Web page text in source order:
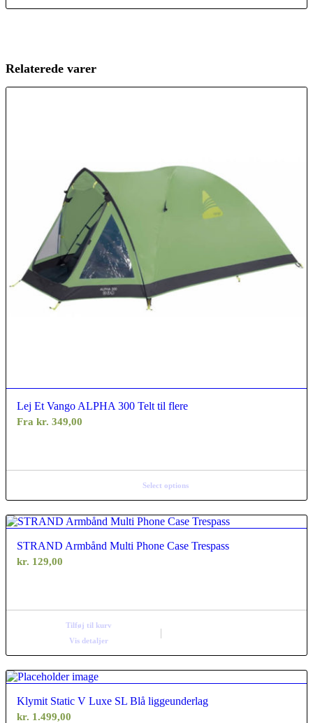
Relaterede varer
Lej Et Vango ALPHA 300 Telt til flere
Fra kr. 349,00
Select options
STRAND Armbånd Multi Phone Case Trespass
kr. 129,00
Tilføj til kurv
Vis detaljer
Klymit Static V Luxe SL Blå liggeunderlag
kr. 1.499,00